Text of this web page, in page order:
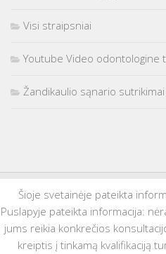
Visi straipsniai
Youtube Video odontologine
Žandikaulio sąnario sutrikimai
Šioje svetainėje pateikta
Puslapyje pateikta informacija:
jums reikia konkrečios
kreiptis į tinkamą kvalifikaciją